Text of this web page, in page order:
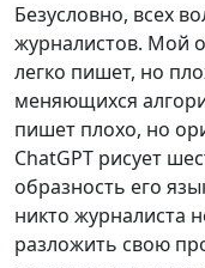
Безусловно, всех
журналистов. Мой
легко пишет, но
меняющихся
пишет плохо, но
ChatGPT рисует
образность его
никто журналиста
разложить свою